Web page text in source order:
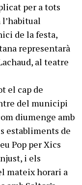
per a tots
de la festa,
representarà
al teatre
el cap de
del municipi
diumenge amb
establiments de
Pop per Xics
i els
mateix horari a